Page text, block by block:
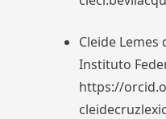
Cleide Lemes
Instituto
https://